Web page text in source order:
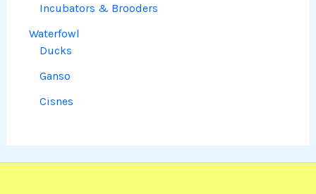
Incubators & Brooders
Waterfowl
Ducks
Ganso
Cisnes